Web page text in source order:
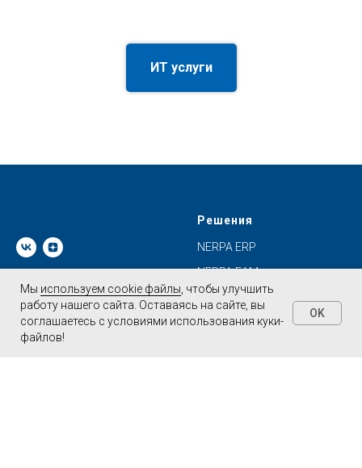
ИТ услуги
Мы используем cookie файлы , чтобы улучшить
работу нашего сайта. Оставаясь на сайте, вы
соглашаетесь с условиями использования куки-
файлов!
OK
Мы используем cookie файлы , чтобы улучшить
работу нашего сайта. Оставаясь на сайте, вы
соглашаетесь с условиями использования куки-
файлов!
OK
Решения
NERPA ERP
NERPA EAM
NERPA EAM Box
NERPA SCADA